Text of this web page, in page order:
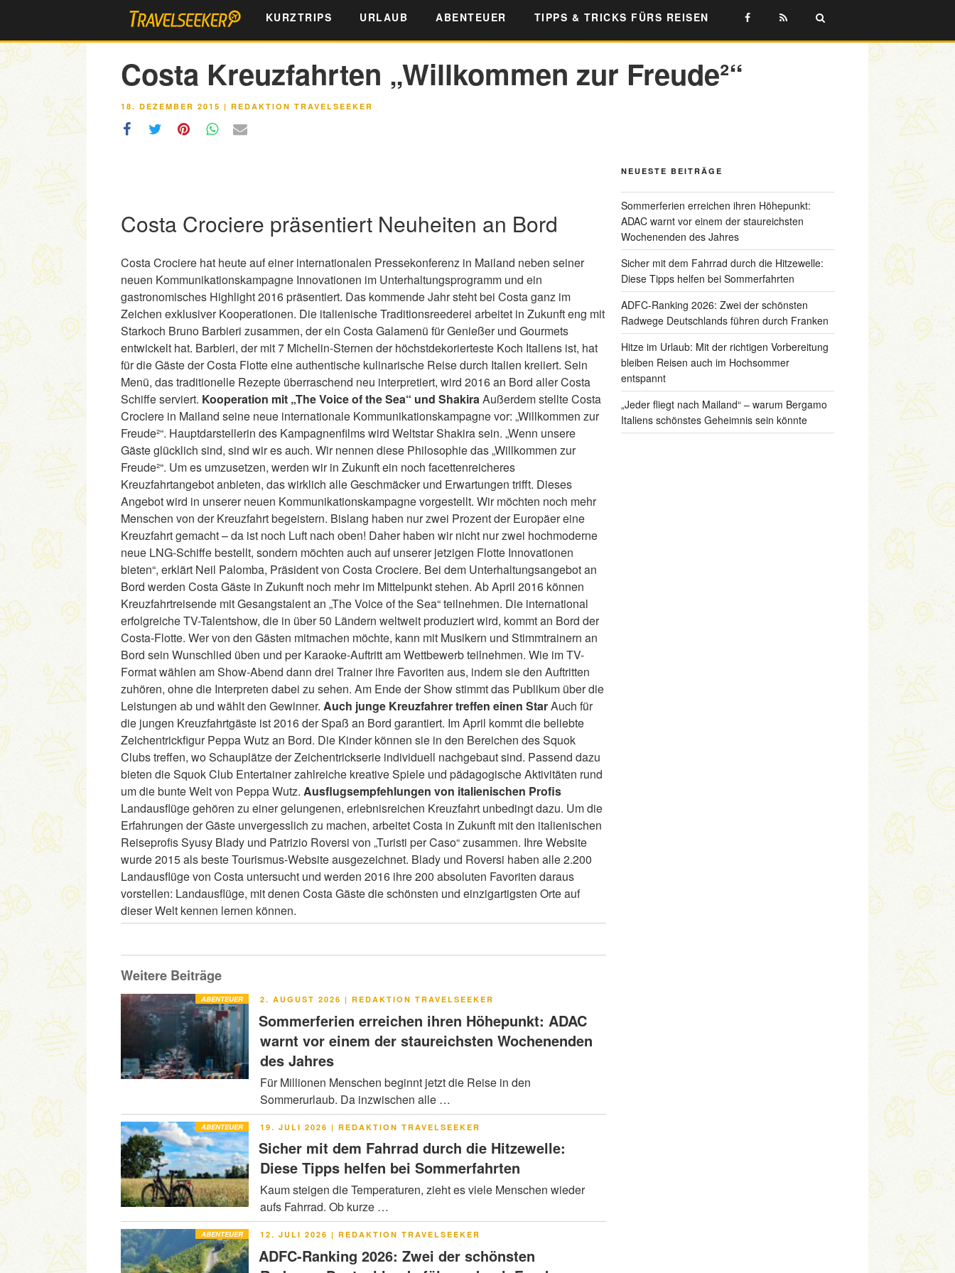
springen
KURZTRIPS URLAUB ABENTEUER TIPPS & TRICKS FÜRS REISEN
Costa Kreuzfahrten „Willkommen zur Freude²“
VERÖFFENTLICHT
18. DEZEMBER 2015 | REDAKTION TRAVELSEEKER
Costa Crociere präsentiert Neuheiten an Bord
Costa Crociere hat heute auf einer internationalen Pressekonferenz in Mailand neben seiner
neuen Kommunikationskampagne Innovationen im Unterhaltungsprogramm und ein
gastronomisches Highlight 2016 präsentiert. Das kommende Jahr steht bei Costa ganz im
Zeichen exklusiver Kooperationen. Die italienische Traditionsreederei arbeitet in Zukunft eng mit
Starkoch Bruno Barbieri zusammen, der ein Costa Galamenü für Genießer und Gourmets
entwickelt hat. Barbieri, der mit 7 Michelin-Sternen der höchstdekorierteste Koch Italiens ist, hat
für die Gäste der Costa Flotte eine authentische kulinarische Reise durch Italien kreiiert. Sein
Menü, das traditionelle Rezepte überraschend neu interpretiert, wird 2016 an Bord aller Costa
Schiffe serviert. Kooperation mit „The Voice of the Sea“ und ShakiraAußerdem stellte Costa
Crociere in Mailand seine neue internationale Kommunikationskampagne vor: „Willkommen zur
Freude²“. Hauptdarstellerin des Kampagnenfilms wird Weltstar Shakira sein. „Wenn unsere
Gäste glücklich sind, sind wir es auch. Wir nennen diese Philosophie das „Willkommen zur
Freude²“. Um es umzusetzen, werden wir in Zukunft ein noch facettenreicheres
Kreuzfahrtangebot anbieten, das wirklich alle Geschmäcker und Erwartungen trifft. Dieses
Angebot wird in unserer neuen Kommunikationskampagne vorgestellt. Wir möchten noch mehr
Menschen von der Kreuzfahrt begeistern. Bislang haben nur zwei Prozent der Europäer eine
Kreuzfahrt gemacht – da ist noch Luft nach oben! Daher haben wir nicht nur zwei hochmoderne
neue LNG-Schiffe bestellt, sondern möchten auch auf unserer jetzigen Flotte Innovationen
bieten“, erklärt Neil Palomba, Präsident von Costa Crociere. Bei dem Unterhaltungsangebot an
Bord werden Costa Gäste in Zukunft noch mehr im Mittelpunkt stehen. Ab April 2016 können
Kreuzfahrtreisende mit Gesangstalent an „The Voice of the Sea“ teilnehmen. Die international
erfolgreiche TV-Talentshow, die in über 50 Ländern weltweit produziert wird, kommt an Bord der
Costa-Flotte. Wer von den Gästen mitmachen möchte, kann mit Musikern und Stimmtrainern an
Bord sein Wunschlied üben und per Karaoke-Auftritt am Wettbewerb teilnehmen. Wie im TV-
Format wählen am Show-Abend dann drei Trainer ihre Favoriten aus, indem sie den Auftritten
zuhören, ohne die Interpreten dabei zu sehen. Am Ende der Show stimmt das Publikum über die
Leistungen ab und wählt den Gewinner. Auch junge Kreuzfahrer treffen einen StarAuch für
die jungen Kreuzfahrtgäste ist 2016 der Spaß an Bord garantiert. Im April kommt die beliebte
Zeichentrickfigur Peppa Wutz an Bord. Die Kinder können sie in den Bereichen des Squok
Clubs treffen, wo Schauplätze der Zeichentrickserie individuell nachgebaut sind. Passend dazu
bieten die Squok Club Entertainer zahlreiche kreative Spiele und pädagogische Aktivitäten rund
um die bunte Welt von Peppa Wutz. Ausflugsempfehlungen von italienischen Profis
Landausflüge gehören zu einer gelungenen, erlebnisreichen Kreuzfahrt unbedingt dazu. Um die
Erfahrungen der Gäste unvergesslich zu machen, arbeitet Costa in Zukunft mit den italienischen
Reiseprofis Syusy Blady und Patrizio Roversi von „Turisti per Caso“ zusammen. Ihre Website
wurde 2015 als beste Tourismus-Website ausgezeichnet. Blady und Roversi haben alle 2.200
Landausflüge von Costa untersucht und werden 2016 ihre 200 absoluten Favoriten daraus
vorstellen: Landausflüge, mit denen Costa Gäste die schönsten und einzigartigsten Orte auf
dieser Welt kennen lernen können.
Weitere Beiträge
ABENTEUER
VERÖFFENTLICHT
2. AUGUST 2026 | REDAKTION TRAVELSEEKER
Sommerferien erreichen ihren Höhepunkt: ADAC
warnt vor einem der staureichsten Wochenenden
des Jahres
Für Millionen Menschen beginnt jetzt die Reise in den
Sommerurlaub. Da inzwischen alle …
ABENTEUER
VERÖFFENTLICHT
19. JULI 2026 | REDAKTION TRAVELSEEKER
Sicher mit dem Fahrrad durch die Hitzewelle:
Diese Tipps helfen bei Sommerfahrten
Kaum steigen die Temperaturen, zieht es viele Menschen wieder
aufs Fahrrad. Ob kurze …
ABENTEUER
VERÖFFENTLICHT
12. JULI 2026 | REDAKTION TRAVELSEEKER
ADFC-Ranking 2026: Zwei der schönsten
NEUESTE BEITRÄGE
Sommerferien erreichen ihren Höhepunkt:
ADAC warnt vor einem der staureichsten
Wochenenden des Jahres
Sicher mit dem Fahrrad durch die Hitzewelle:
Diese Tipps helfen bei Sommerfahrten
ADFC-Ranking 2026: Zwei der schönsten
Radwege Deutschlands führen durch Franken
Hitze im Urlaub: Mit der richtigen Vorbereitung
bleiben Reisen auch im Hochsommer
entspannt
„Jeder fliegt nach Mailand“ – warum Bergamo
Italiens schönstes Geheimnis sein könnte